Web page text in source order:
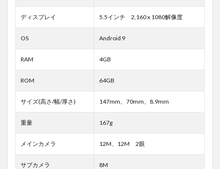
ディスプレイ 5.5インチ 2,160 x 1080解像度
OS Android 9
RAM 4GB
ROM 64GB
サイズ(高さ/幅/厚さ) 147mm、70mm、8.9mm
重量 167g
メインカメラ 12M、12M 2眼
サブカメラ 8M